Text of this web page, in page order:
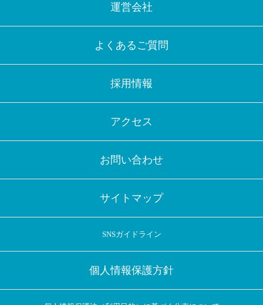
運営会社
よくあるご質問
採用情報
アクセス
お問い合わせ
サイトマップ
SNSガイドライン
個人情報保護方針